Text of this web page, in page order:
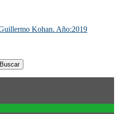
Kohan. Año:2019